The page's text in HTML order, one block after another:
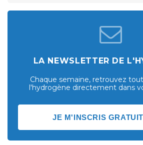
LA NEWSLETTER DE
Chaque semaine, retrouvez
l'hydrogène directement dans
JE M'INSCRIS